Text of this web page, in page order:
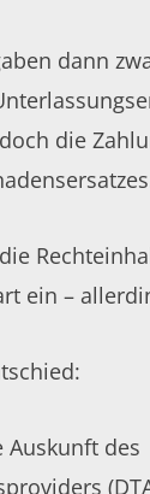
dann
die
ein –
Auskunft des